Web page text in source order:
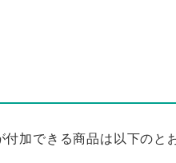
加できる商品は以下のと